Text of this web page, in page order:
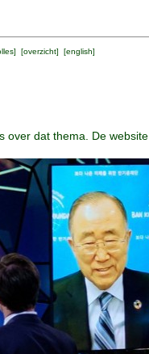
] [overzicht] [english]
over dat thema. De website